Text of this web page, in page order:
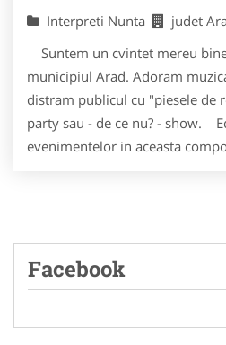
Interpreti Nunta judet
Suntem un cvintet mereu
municipiul Arad. Adoram
distram publicul cu "piesele de
party sau - de ce nu? - show.
evenimentelor in aceasta
Facebook